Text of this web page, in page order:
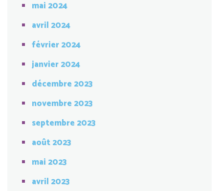
mai 2024
avril 2024
février 2024
janvier 2024
décembre 2023
novembre 2023
septembre 2023
août 2023
mai 2023
avril 2023